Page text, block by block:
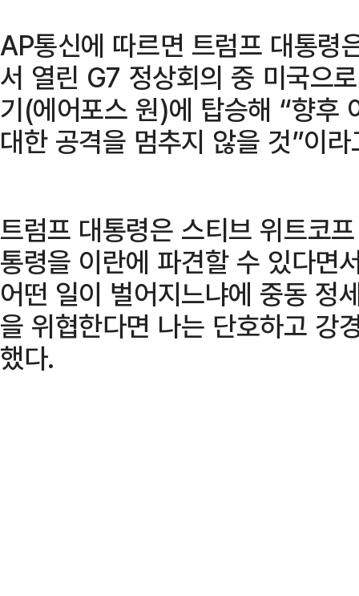
AP통신에 따르면 트럼프 대통령
서 열린 G7 정상회의 중 미국으
기(에어포스 원)에 탑승해 “향후
대한 공격을 멈추지 않을 것”이
트럼프 대통령은 스티브 위트코
통령을 이란에 파견할 수 있다면
어떤 일이 벌어지느냐에 중동 정
을 위협한다면 나는 단호하고 강
했다.